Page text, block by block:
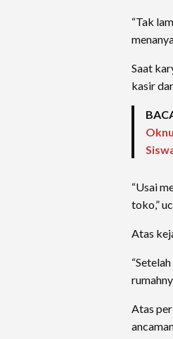
“Tak
Saat
kasir
“Usai
toko,”
Atas
Atas